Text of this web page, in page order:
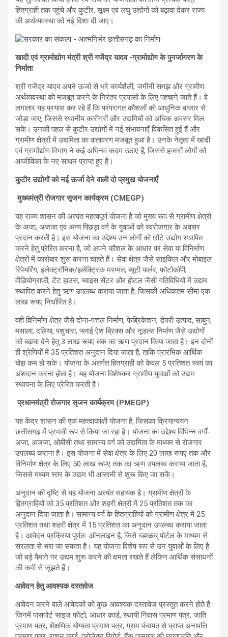
हितग्राही तक पहुंचे और कुटीर, सूक्ष्म एवं लघु उद्योगों को बढ़ावा देकर राज्य
की अर्थव्यवस्था को नई दिशा दी जाए।
खादी एवं ग्रामोद्योग मंत्री श्री गजेंद्र यादव -ग्रामोद्योग के पुनर्जागरण के
निर्माता
श्री गजेंद्र यादव अपने ऊर्जा से भरे कार्यशैली, जमीनी समझ और ग्रामीण
अर्थव्यवस्था को मजबूत करने के निरंतर प्रयासों के लिए पहचाने जाते हैं। वे
लगातार यह प्रयास कर रहे हैं कि परंपरागत कौशलों को आधुनिक बाजार से
जोड़ा जाए, जिससे स्थानीय कारीगरों और उद्यमियों को अधिक अवसर मिल
सकें। उनकी पहल से कुटीर उद्योगों में नई संभावनाएँ विकसित हुई हैं और
ग्रामीण क्षेत्रों में उद्यमिता का वातावरण मजबूत हुआ है। उनके नेतृत्व में खादी
एवं ग्रामोद्योग विभाग ने कई अभिनव कदम उठाए हैं, जिससे हजारों लोगों को
आजीविका के नए साधन प्राप्त हुए हैं।
कुटीर उद्योगों को नई ऊर्जा देने वाली दो प्रमुख योजनाएँ
मुख्यमंत्री रोजगार सृजन कार्यक्रम (CMEGP)
यह राज्य शासन की अत्यंत महत्वपूर्ण योजना है जो मुख्य रूप से ग्रामीण क्षेत्रों
के अजा, अजजा एवं अन्य पिछड़ा वर्ग के युवाओं को स्वरोजगार के अवसर
प्रदान करती है। इस योजना का उद्देश्य उन लोगों को छोटे उद्योग स्थापित
करने हेतु प्रेरित करना है, जो अपने कौशल के आधार पर सेवा या विनिर्माण
क्षेत्रों में कारोबार शुरू करना चाहते हैं। सेवा क्षेत्र जैसे साइकिल और मोबाइल
रिपेयरिंग, इलेक्ट्रॉनिक/इलेक्ट्रिक मरम्मत, ब्यूटी पार्लर, फोटोकॉपी,
वीडियोग्राफी, टेंट हाउस, च्वाइस सेंटर और होटल जैसी गतिविधियों में उद्यम
स्थापित करने हेतु ऋण उपलब्ध कराया जाता है, जिसकी अधिकतम सीमा एक
लाख रूपए निर्धारित है।
वहीं विनिर्माण क्षेत्र जैसे दोना-पत्तल निर्माण, फेब्रिकेशन, डेयरी उत्पाद, साबुन,
मसाला, दलिया, पशुचारा, फ्लाई ऐश ब्रिक्स और नूडल्स निर्माण जैसे उद्योगों
को बढ़ावा देने हेतु 3 लाख रूपए तक का ऋण प्रदान किया जाता है। इन दोनों
ही श्रेणियों में 35 प्रतिशत अनुदान दिया जाता है, ताकि प्रारंभिक आर्थिक
बोझ कम हो सके। योजना के अंतर्गत हितग्राही को केवल 5 प्रतिशत स्वयं का
अंशदान करना होता है। यह योजना विशेषकर ग्रामीण युवाओं को उद्यम
स्थापना के लिए प्रेरित करती है।
प्रधानमंत्री रोजगार सृजन कार्यक्रम (PMEGP)
यह केंद्र शासन की एक महत्वाकांक्षी योजना है, जिसका क्रियान्वयन
छत्तीसगढ़ में प्रभावी रूप से किया जा रहा है। योजना का उद्देश्य विभिन्न वर्गों-
अजा, अजजा, ओबीसी तथा सामान्य वर्ग को उद्यमिता के माध्यम से रोजगार
उपलब्ध कराना है। इस योजना में सेवा क्षेत्र के लिए 20 लाख रूपए तक और
विनिर्माण क्षेत्र के लिए 50 लाख रूपए तक का ऋण उपलब्ध कराया जाता है,
जिससे मध्यम स्तर के उद्यम भी आसानी से शुरू किए जा सकें।
अनुदान की दृष्टि से यह योजना अत्यंत सहायक है। ग्रामीण क्षेत्रों के
हितग्राहियों को 35 प्रतिशत और शहरी क्षेत्रों में 25 प्रतिशत तक का
अनुदान दिया जाता है। सामान्य वर्ग के हितग्राहियों को ग्रामीण क्षेत्र में 25
प्रतिशत तथा शहरी क्षेत्र में 15 प्रतिशत का अनुदान उपलब्ध कराया जाता
है। आवेदन प्रक्रिया पूर्णतः ऑनलाइन है, जिसे च्डम्ळच् पोर्टल के माध्यम से
सरलता से भरा जा सकता है। यह योजना विशेष रूप से उन युवाओं के लिए है
जो बड़े पैमाने पर उद्यम शुरू करने की क्षमता रखते हैं लेकिन आर्थिक संसाधनों
की कमी से जूझते हैं।
आवेदन हेतु आवश्यक दस्तावेज
आवेदन करने वाले आवेदकों को कुछ आवश्यक दस्तावेज प्रस्तुत करने होते हैं
जिनमें पासपोर्ट साइज फोटो, आधार कार्ड, स्थायी निवास प्रमाण पत्र, जाति
प्रमाण पत्र, शैक्षणिक योग्यता प्रमाण पत्र, ग्राम पंचायत से प्राप्त अनापत्ति